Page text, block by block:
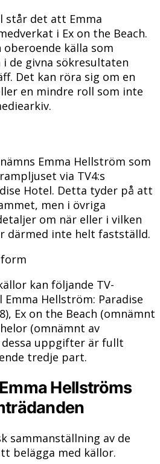
står det att Emma
i Ex on the Beach.
källa som
de givna sökresultaten
Det kan röra sig om en
en mindre roll som inte
Emma Hellström som
via TV4:s
Hotel. Detta tyder på att
men i övriga
om när eller i vilken
därmed inte helt fastställd.
kan följande TV-
Hellström: Paradise
Ex on the Beach (omnämnt
(omnämnt av
dessa uppgifter är fullt
tredje part.
Hellströms
sammanställning av de
belägga med källor.